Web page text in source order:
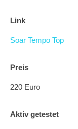
Link
Soar Tempo Top
Preis
220 Euro
Aktiv getestet